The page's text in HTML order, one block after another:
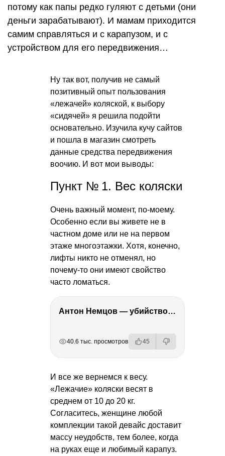
потому как папы редко гуляют с детьми (они
деньги зарабатывают). И мамам приходится
самим справляться и с карапузом, и с
устройством для его передвижения…
Ну так вот, получив не самый
позитивный опыт пользования
«лежачей» коляской, к выбору
«сидячей» я решила подойти
основательно. Изучила кучу сайтов
и пошла в магазин смотреть
данные средства передвижения
воочию. И вот мои выводы:
Пункт № 1. Вес коляски
Очень важный момент, по-моему.
Особенно если вы живете не в
частном доме или не на первом
этаже многоэтажки. Хотя, конечно,
лифты никто не отменял, но
почему-то они имеют свойство
часто ломаться.
Антон Немцов — убийство Бориса Немцова, переезд в Дубай, семья и политика
40.6 тыс. просмотров 45
И все же вернемся к весу.
«Лежачие» коляски весят в
среднем от 10 до 20 кг.
Согласитесь, женщине любой
комплекции такой девайс доставит
массу неудобств, тем более, когда
на руках еще и любимый карапуз.